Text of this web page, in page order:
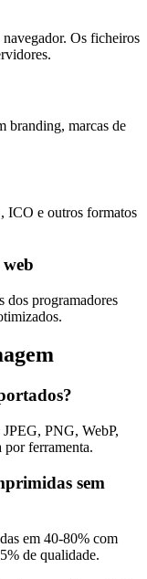
navegador. Os ficheiros
branding, marcas de
ICO e outros formatos
dos programadores
JPEG, PNG, WebP,
ferramenta.
sem
em 40-80% com
de qualidade.